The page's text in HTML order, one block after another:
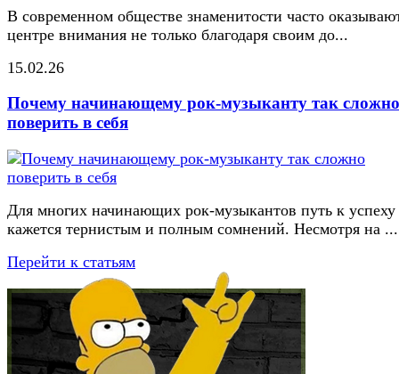
В современном обществе знаменитости часто
центре внимания не только благодаря своим до...
15.02.26
Почему начинающему рок-музыканту так сложно
поверить в себя
Для многих начинающих рок-музыкантов путь к успеху
кажется тернистым и полным сомнений. Несмотря на ...
Перейти к статьям